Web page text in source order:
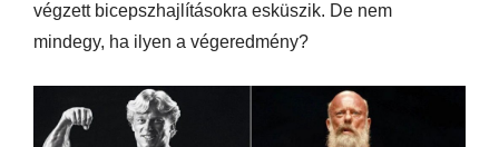
végzett bicepszhajlításokra esküszik. De nem
mindegy, ha ilyen a végeredmény?